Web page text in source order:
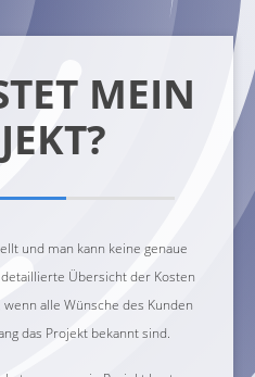
MEIN
und man kann keine genaue
Übersicht der Kosten
alle Wünsche des Kunden
das Projekt bekannt sind.